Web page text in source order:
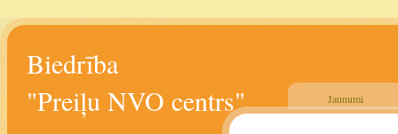
Biedrība
"Preiļu NVO centrs"
Jaunumi